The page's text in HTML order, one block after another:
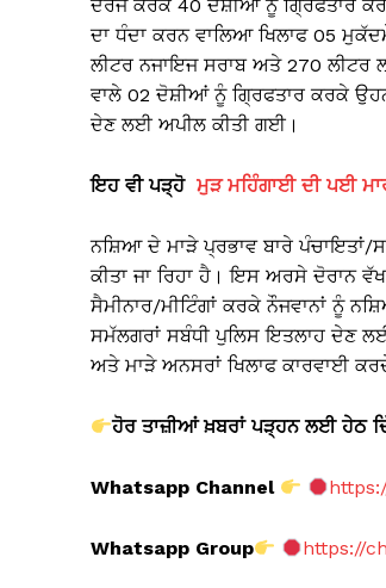
ਦਰਜ ਕਰਕੇ 40 ਦੋਸ਼ੀਆਂ ਨੂੰ ਗ੍ਰਿਫਤਾਰ
ਦਾ ਧੰਦਾ ਕਰਨ ਵਾਲਿਆ ਖਿਲਾਫ 05
ਲੀਟਰ ਨਜਾਇਜ ਸਰਾਬ ਅਤੇ 270 ਲੀਟਰ
ਵਾਲੇ 02 ਦੋਸ਼ੀਆਂ ਨੂੰ ਗ੍ਰਿਫਤਾਰ ਕਰਕੇ
ਦੇਣ ਲਈ ਅਪੀਲ ਕੀਤੀ ਗਈ।
ਇਹ ਵੀ ਪੜ੍ਹੋ ਮੁੜ ਮਹਿੰਗਾਈ ਦੀ ਪਈ
ਨਸ਼ਿਆ ਦੇ ਮਾੜੇ ਪ੍ਰਭਾਵ ਬਾਰੇ
ਕੀਤਾ ਜਾ ਰਿਹਾ ਹੈ। ਇਸ ਅਰਸੇ ਦੋਰਾਨ
ਸੈਮੀਨਾਰ/ਮੀਟਿੰਗਾਂ ਕਰਕੇ ਨੌਜਵਾਨਾਂ ਨੂੰ
ਸਮੱਲਗਰਾਂ ਸਬੰਧੀ ਪੁਲਿਸ ਇਤਲਾਹ ਦੇਣ
ਅਤੇ ਮਾੜੇ ਅਨਸਰਾਂ ਖਿਲਾਫ ਕਾਰਵਾਈ
ਹੋਰ ਤਾਜ਼ੀਆਂ ਖ਼ਬਰਾਂ ਪੜ੍ਹਨ ਲਈ ਹੇਠ
Whatsapp Channel
Whatsapp Group https://